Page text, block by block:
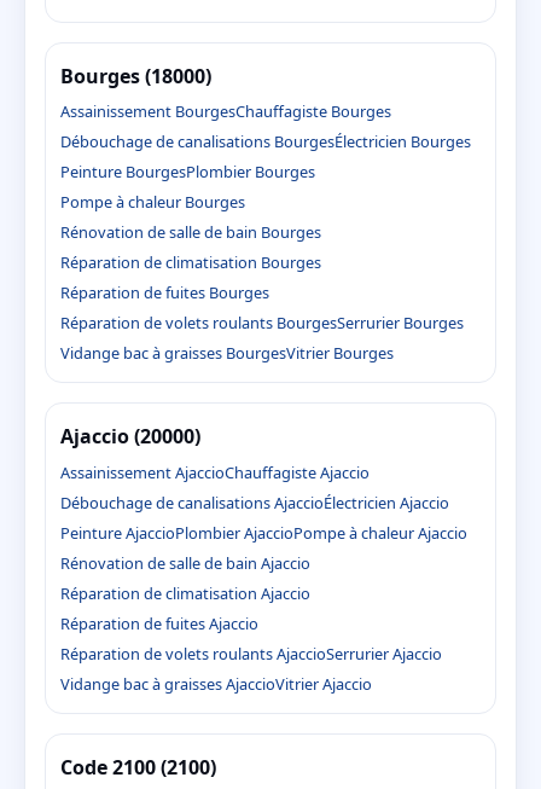
Bourges (18000)
Assainissement BourgesChauffagiste Bourges
Débouchage de canalisations BourgesÉlectricien Bourges
Peinture BourgesPlombier Bourges
Pompe à chaleur Bourges
Rénovation de salle de bain Bourges
Réparation de climatisation Bourges
Réparation de fuites Bourges
Réparation de volets roulants BourgesSerrurier Bourges
Vidange bac à graisses BourgesVitrier Bourges
Ajaccio (20000)
Assainissement AjaccioChauffagiste Ajaccio
Débouchage de canalisations AjaccioÉlectricien Ajaccio
Peinture AjaccioPlombier AjaccioPompe à chaleur Ajaccio
Rénovation de salle de bain Ajaccio
Réparation de climatisation Ajaccio
Réparation de fuites Ajaccio
Réparation de volets roulants AjaccioSerrurier Ajaccio
Vidange bac à graisses AjaccioVitrier Ajaccio
Code 2100 (2100)